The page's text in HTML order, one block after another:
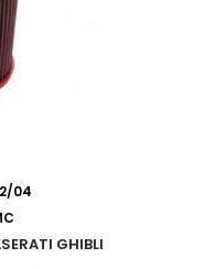
04
GHIBLI